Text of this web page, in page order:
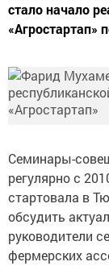
стало начало
«Агростартап»
Семинары-
регулярно с
стартовала в
обсудить
руководители
фермерских